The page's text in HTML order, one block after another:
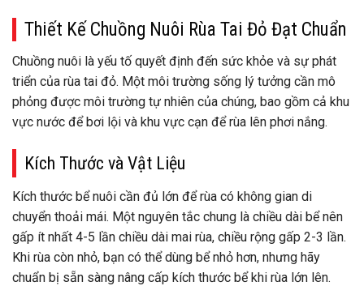
Thiết Kế Chuồng Nuôi Rùa Tai Đỏ Đạt Chuẩn
Chuồng nuôi là yếu tố quyết định đến sức khỏe và sự phát
triển của rùa tai đỏ. Một môi trường sống lý tưởng cần mô
phỏng được môi trường tự nhiên của chúng, bao gồm cả khu
vực nước để bơi lội và khu vực cạn để rùa lên phơi nắng.
Kích Thước và Vật Liệu
Kích thước bể nuôi cần đủ lớn để rùa có không gian di
chuyển thoải mái. Một nguyên tắc chung là chiều dài bể nên
gấp ít nhất 4-5 lần chiều dài mai rùa, chiều rộng gấp 2-3 lần.
Khi rùa còn nhỏ, bạn có thể dùng bể nhỏ hơn, nhưng hãy
chuẩn bị sẵn sàng nâng cấp kích thước bể khi rùa lớn lên.